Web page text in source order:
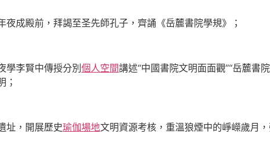
成殿前，拜謁至圣先師孔子，齊誦《岳麓書院學規》；
學李賢中傳授分別 個人空間講述“中國書院文明面面觀”“岳麓書
；
址，開展歷史瑜伽場地文明資源考核，重溫狼煙中的崢嶸歲月